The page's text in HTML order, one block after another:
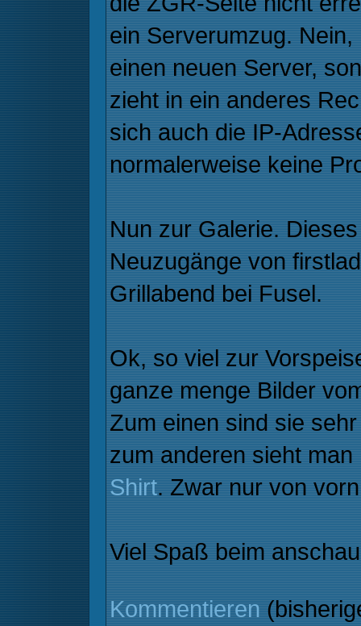
ein Serverumzug.
einen neuen Server,
zieht in ein anderes
sich auch die IP-
normalerweise keine
Nun zur Galerie.
Neuzugänge von
Grillabend bei Fusel.
Ok, so viel zur
ganze menge Bilder
Zum einen sind sie
zum anderen sieht
Shirt. Zwar nur von
Viel Spaß beim
Kommentieren